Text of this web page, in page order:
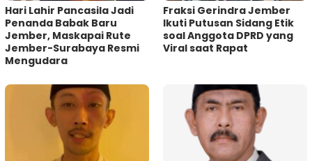
Hari Lahir Pancasila Jadi
Penanda Babak Baru
Jember, Maskapai Rute
Jember-Surabaya Resmi
Mengudara
Fraksi Gerindra Jember
Ikuti Putusan Sidang Etik
soal Anggota DPRD yang
Viral saat Rapat